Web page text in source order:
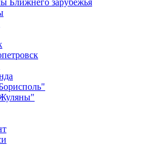
Ближнего зарубежья